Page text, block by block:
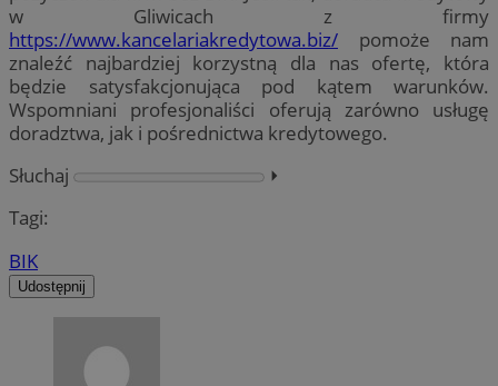
w Gliwicach z firmy
https://www.kancelariakredytowa.biz/ pomoże nam
znaleźć najbardziej korzystną dla nas ofertę, która
będzie satysfakcjonująca pod kątem warunków.
Wspomniani profesjonaliści oferują zarówno usługę
doradztwa, jak i pośrednictwa kredytowego.
Słuchaj
⏵︎
Tagi:
BIK
Udostępnij